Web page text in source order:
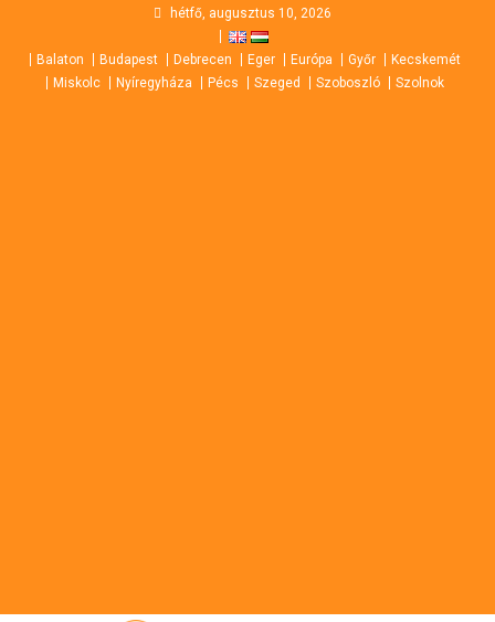
content
hétfő, augusztus 10, 2026
Balaton Budapest Debrecen Eger Európa Győr
Kecskemét
Miskolc
Nyíregyháza Pécs Szeged Szoboszló Szolnok